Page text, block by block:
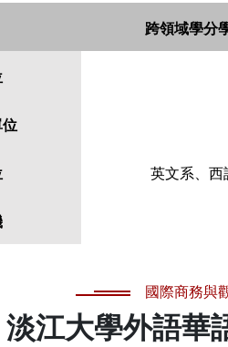
跨領域學分
位
英文系、西
國際商務與
淡江大學外語華